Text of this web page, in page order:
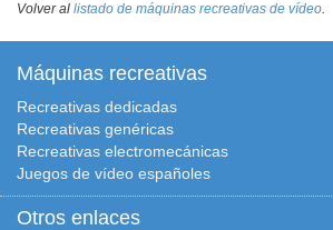
Volver al listado de máquinas recreativas de vídeo.
Máquinas recreativas
Recreativas dedicadas
Recreativas genéricas
Recreativas electromecánicas
Juegos de vídeo españoles
Otros enlaces